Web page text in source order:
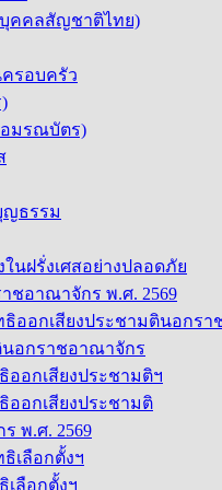
คคลสัญชาติไทย)
ครอบครัว
อมรณบัตร)
ญธรรม
นฝรั่งเศสอย่างปลอดภัย
ชอาณาจักร พ.ศ. 2569
ธิออกเสียงประชามตินอกร
นอกราชอาณาจักร
อกเสียงประชามติฯ
ออกเสียงประชามติ
พ.ศ. 2569
เลือกตั้งฯ
เลือกตั้งฯ